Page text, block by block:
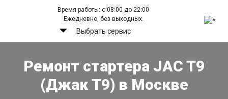
Время работы: с 08:00 до 22:00
Ежедневно, без выходных.
Выбрать сервис
Ремонт стартера JAC T9
(Джак Т9) в Москве